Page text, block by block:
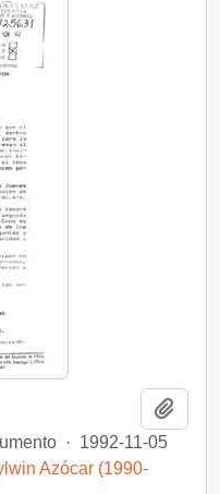
· 1992-11-05
Azócar (1990-